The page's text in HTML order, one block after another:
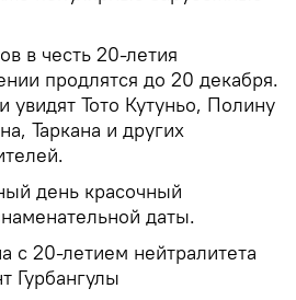
в честь 20-летия
продлятся до 20 декабря.
увидят Тото Кутуньо, Полину
Таркана и других
день красочный
даты.
с 20-летием нейтралитета
Гурбангулы